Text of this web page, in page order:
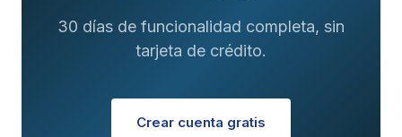
30 días de funcionalidad completa, sin
tarjeta de crédito.
Crear cuenta gratis